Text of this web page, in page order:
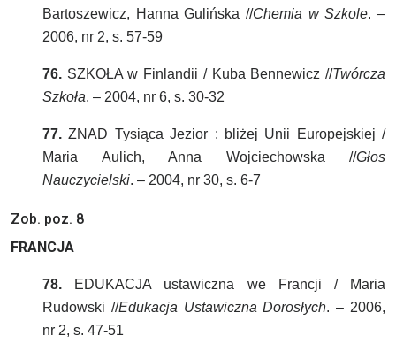
Bartoszewicz, Hanna Gulińska //Chemia w Szkole. –
2006, nr 2, s. 57-59
76. SZKOŁA w Finlandii / Kuba Bennewicz //Twórcza
Szkoła. – 2004, nr 6, s. 30-32
77.ZNAD Tysiąca Jezior : bliżej Unii Europejskiej /
Maria Aulich, Anna Wojciechowska //Głos
Nauczycielski. – 2004, nr 30, s. 6-7
Zob. poz. 8
FRANCJA
78.
EDUKACJA ustawiczna we Francji / Maria
Rudowski //Edukacja Ustawiczna Dorosłych. – 2006,
nr 2, s. 47-51